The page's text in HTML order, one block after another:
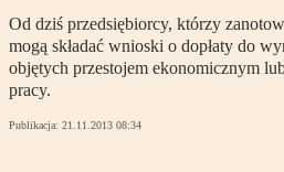
Od dziś przedsiębiorcy, którzy
mogą składać wnioski o dopłaty do
objętych przestojem ekonomicznym
pracy.
Publikacja: 21.11.2013 08:34